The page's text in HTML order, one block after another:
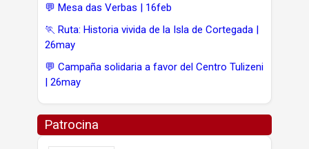
💬 Mesa das Verbas | 16feb
🏃 Ruta: Historia vivida de la Isla de Cortegada |
26may
💬 Campaña solidaria a favor del Centro Tulizeni
| 26may
Patrocina